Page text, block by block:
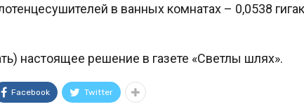
в ванных комнатах – 0,0538
настоящее решение в газете «Светлы шлях».
Facebook Twitter